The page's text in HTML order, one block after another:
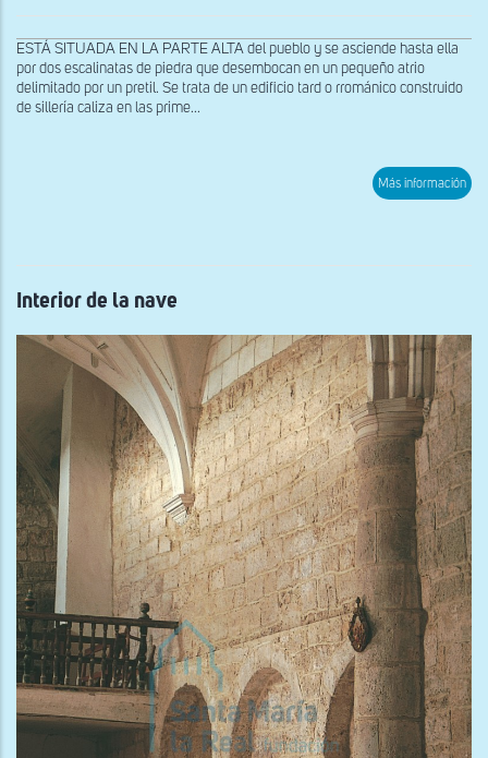
ESTÁ SITUADA EN LA PARTE ALTA del pueblo y se asciende hasta ella
por dos escalinatas de piedra que desembocan en un pequeño atrio
delimitado por un pretil. Se trata de un edificio tard o rrománico construido
de sillería caliza en las prime...
Más información
Interior de la nave